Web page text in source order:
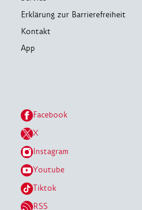
Erklärung zur Barrierefreiheit
Kontakt
App
Facebook
X
Instagram
Youtube
Tiktok
RSS